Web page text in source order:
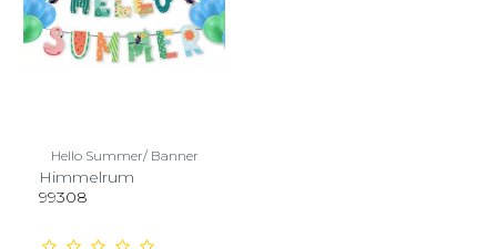
Hello Summer/ Banner
Himmelrum
99308